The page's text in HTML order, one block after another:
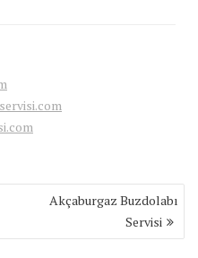
Akçaburgaz Buzdolabı
Servisi